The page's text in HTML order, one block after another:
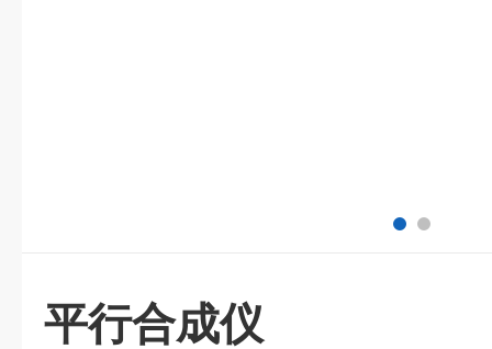
平行合成仪